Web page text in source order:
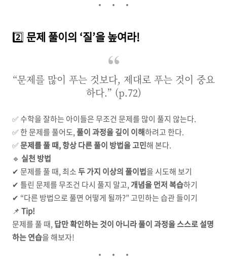
2️⃣ 문제 풀이의 ‘질’을 높여라!
“문제를 많이 푸는 것보다, 제대로 푸는 것이 중요
하다.” (p.72)
✅ 수학을 잘하는 아이들은 무조건 문제를 많이 풀지 않는다.
✅ 한 문제를 풀어도,풀이 과정을 깊이 이해하려고 한다.
✅문제를 풀 때, 항상 다른 풀이 방법을 고민해 본다.
🔹 실천 방법
✔ 문제를 풀 때, 최소두 가지 이상의 풀이법을 시도해 보기
✔ 틀린 문제를 무조건 다시 풀지 말고, 개념을 먼저 복습하기
✔ “다른 방법으로 풀면 어떻게 될까?” 고민하는 습관 들이기
📌 Tip!
문제를 풀 때, 답만 확인하는 것이 아니라 풀이 과정을 스스로 설명
하는 연습을 해보자!